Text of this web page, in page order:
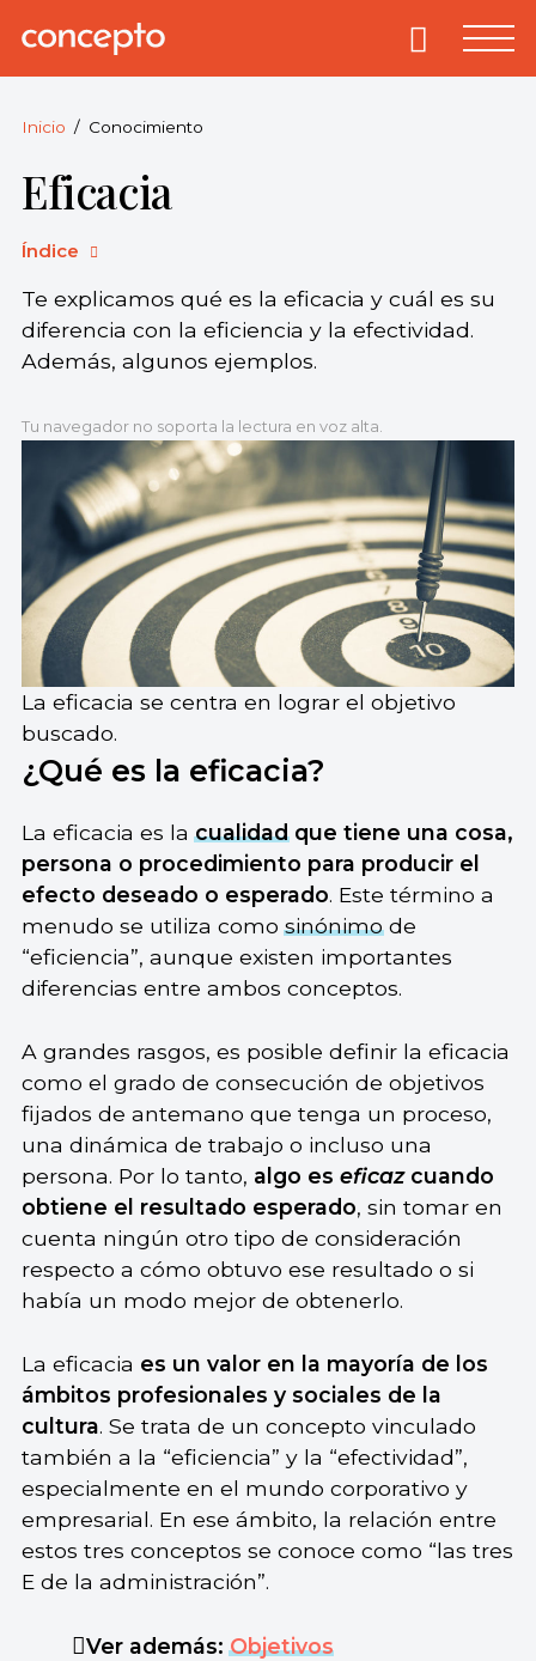
Concepto.
derechos
reservados.
Primary
Inicio Conocimiento
Eficacia
Índice
Te explicamos qué es la eficacia y cuál es su
diferencia con la eficiencia y la efectividad.
Además, algunos ejemplos.
Tu navegador no soporta la lectura en voz alta.
La eficacia se centra en lograr el objetivo
buscado.
¿Qué es la eficacia?
La eficacia es lacualidadque tiene una cosa,
persona o procedimiento para producir el
efecto deseado o esperado. Este término a
menudo se utiliza comosinónimode
“eficiencia”, aunque existen importantes
diferencias entre ambos conceptos.
A grandes rasgos, es posible definir la eficacia
como el grado de consecución de objetivos
fijados de antemano que tenga un proceso,
una dinámica de trabajo o incluso una
persona. Por lo tanto, algo es eficazcuando
obtiene el resultado esperado, sin tomar en
cuenta ningún otro tipo de consideración
respecto a cómo obtuvo ese resultado o si
había un modo mejor de obtenerlo.
La eficacia es un valor en la mayoría de los
ámbitos profesionales y sociales de la
cultura. Se trata de un concepto vinculado
también a la “eficiencia” y la “efectividad”,
especialmente en el mundo corporativo y
empresarial. En ese ámbito, la relación entre
estos tres conceptos se conoce como “las tres
E de la administración”.
Ver además:Objetivos